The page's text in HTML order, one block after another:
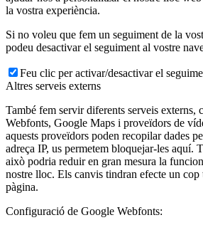
la vostra experiència.
Si no voleu que fem un seguiment de la
podeu desactivar el seguiment al vostre
Feu clic per activar/desactivar el
Altres serveis externs
També fem servir diferents serveis externs,
Webfonts, Google Maps i proveïdors de
aquests proveïdors poden recopilar dades
adreça IP, us permetem bloquejar-les aquí.
això podria reduir en gran mesura la
nostre lloc. Els canvis tindran efecte un cop
pàgina.
Configuració de Google Webfonts: